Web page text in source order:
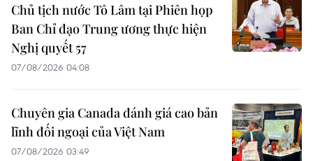
Chủ tịch nước Tô Lâm tại Phiên họp
Ban Chỉ đạo Trung ương thực hiện
Nghị quyết 57
07/08/2026 04:08
Chuyên gia Canada đánh giá cao bản
lĩnh đối ngoại của Việt Nam
07/08/2026 03:49